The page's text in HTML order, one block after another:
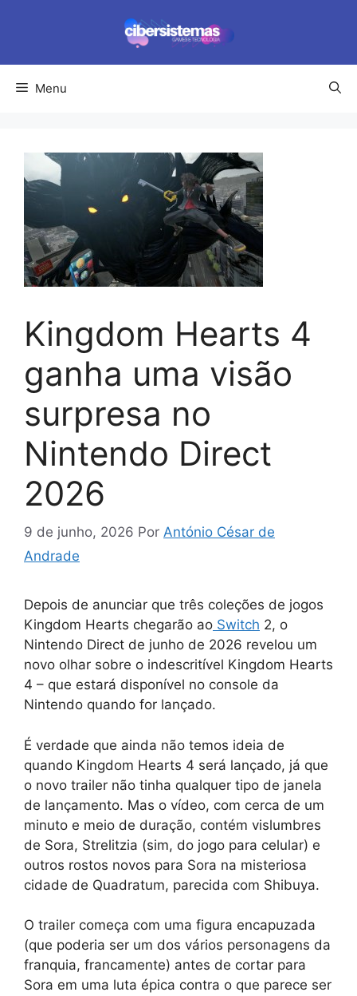
conteúdo
Menu
Kingdom Hearts 4
ganha uma visão
surpresa no
Nintendo Direct
2026
9 de junho, 2026 Por António César de
Andrade
Depois de anunciar que três coleções de jogos
Kingdom Hearts chegarão ao Switch 2, o
Nintendo Direct de junho de 2026 revelou um
novo olhar sobre o indescritível Kingdom Hearts
4 – que estará disponível no console da
Nintendo quando for lançado.
É verdade que ainda não temos ideia de
quando Kingdom Hearts 4 será lançado, já que
o novo trailer não tinha qualquer tipo de janela
de lançamento. Mas o vídeo, com cerca de um
minuto e meio de duração, contém vislumbres
de Sora, Strelitzia (sim, do jogo para celular) e
outros rostos novos para Sora na misteriosa
cidade de Quadratum, parecida com Shibuya.
O trailer começa com uma figura encapuzada
(que poderia ser um dos vários personagens da
franquia, francamente) antes de cortar para
Sora em uma luta épica contra o que parece ser